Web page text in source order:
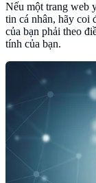
Nếu một trang web
tin cá nhân, hãy coi
của bạn phải theo
tính của bạn.